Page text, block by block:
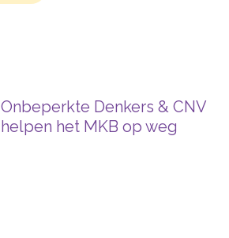
Onbeperkte Denkers & CNV
helpen het MKB op weg